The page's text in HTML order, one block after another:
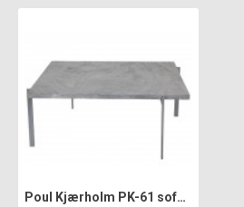
Poul Kjærholm PK-61 sofabord af cipollini marmor